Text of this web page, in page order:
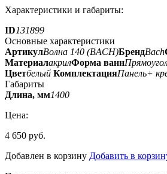
Характеристики и габариты:
ID131899
Основные характеристики
АртикулВолна 140 (BACH)БрендBach
МатериалакрилФорма ванн
Цветбелый КомплектацияПанель+
Габариты
Длина, мм1400
Цена:
4 650 руб.
Добавлен в корзину Добавить в